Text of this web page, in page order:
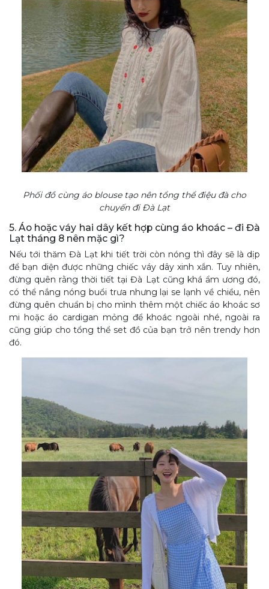
Phối đồ cùng áo blouse tạo nên tổng thể điệu đà cho
chuyến đi Đà Lạt
5. Áo hoặc váy hai dây kết hợp cùng áo khoác – đi Đà
Lạt tháng 8 nên mặc gì?
Nếu tới thăm Đà Lạt khi tiết trời còn nóng thì đây sẽ là dịp
để bạn diện được những chiếc váy dây xinh xắn. Tuy nhiên,
đừng quên rằng thời tiết tại Đà Lạt cũng khá ẩm ương đó,
có thể nắng nóng buổi trưa nhưng lại se lạnh về chiều, nên
đừng quên chuẩn bị cho mình thêm một chiếc áo khoác sơ
mi hoặc áo cardigan mỏng để khoác ngoài nhé, ngoài ra
cũng giúp cho tổng thể set đồ của bạn trở nên trendy hơn
đó.